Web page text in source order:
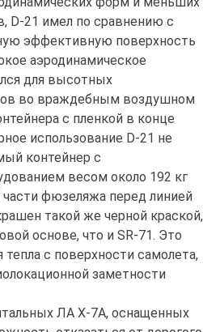
D-21 имел по сравнению с
эффективную поверхность
аэродинамическое
для высотных
во враждебным воздушном
с пленкой в конце
использование D-21 не
контейнер с
весом около 192 кг
фюзеляжа перед линией
такой же черной краской,
основе, что и SR-71. Это
тепла с поверхности самолета,
заметности
ЛА X-7A, оснащенных